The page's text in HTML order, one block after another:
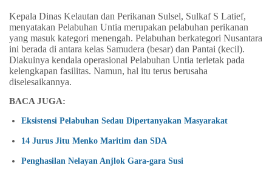
Kepala Dinas Kelautan dan Perikanan Sulsel, Sulkaf S Latief,
menyatakan Pelabuhan Untia merupakan pelabuhan perikanan
yang masuk kategori menengah. Pelabuhan berkategori Nusantara
ini berada di antara kelas Samudera (besar) dan Pantai (kecil).
Diakuinya kendala operasional Pelabuhan Untia terletak pada
kelengkapan fasilitas. Namun, hal itu terus berusaha
diselesaikannya.
BACA JUGA:
Eksistensi Pelabuhan Sedau Dipertanyakan Masyarakat
14 Jurus Jitu Menko Maritim dan SDA
Penghasilan Nelayan Anjlok Gara-gara Susi